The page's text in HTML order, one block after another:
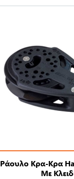
Ράουλο Κρα-Κρα
Με